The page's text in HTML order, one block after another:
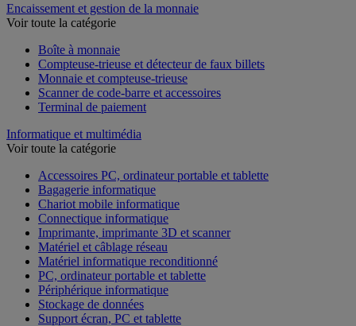
Encaissement et gestion de la monnaie
Voir toute la catégorie
Boîte à monnaie
Compteuse-trieuse et détecteur de faux billets
Monnaie et compteuse-trieuse
Scanner de code-barre et accessoires
Terminal de paiement
Informatique et multimédia
Voir toute la catégorie
Accessoires PC, ordinateur portable et tablette
Bagagerie informatique
Chariot mobile informatique
Connectique informatique
Imprimante, imprimante 3D et scanner
Matériel et câblage réseau
Matériel informatique reconditionné
PC, ordinateur portable et tablette
Périphérique informatique
Stockage de données
Support écran, PC et tablette